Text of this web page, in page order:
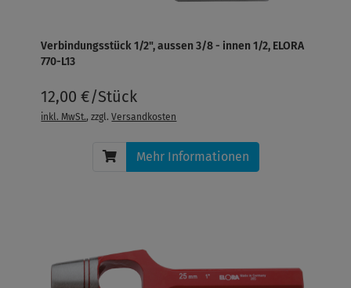
Verbindungsstück 1/2", aussen 3/8 - innen 1/2, ELORA
770-L13
12,00 €/Stück
inkl. MwSt., zzgl.Versandkosten
Mehr Informationen